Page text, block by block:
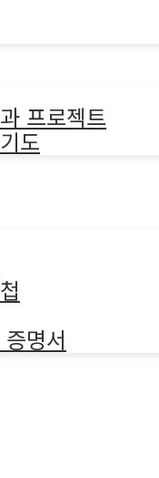
프로젝트
도
명서